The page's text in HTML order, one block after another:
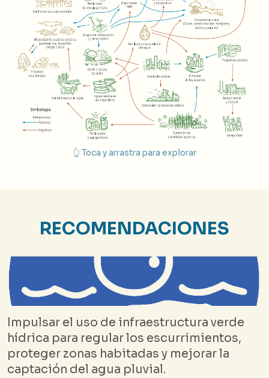
👆 Toca y arrastra para explorar
RECOMENDACIONES
Impulsar el uso de infraestructura verde
hídrica para regular los escurrimientos,
proteger zonas habitadas y mejorar la
captación del agua pluvial.